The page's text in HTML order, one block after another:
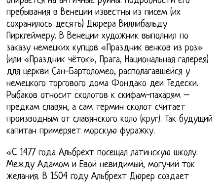
пребывания в Венеции известны из писем (их
сохранилось десять) Дюрера Виллибальду
Пиркгеймеру. В Венеции художник выполнил по
заказу немецких купцов «Праздник венков из роз»
(или «Праздник чёток», Прага, Национальная галерея)
для церкви Сан-Бартоломео, располагавшейся у
немецкого торгового дома Фондако деи Тедески.
Рыбаков относит сколотов к скифам-пахарям –
предкам славян, а сам термин сколот считает
производным от славянского коло (круг). Так будущий
капитан примеряет морскую фуражку.
«C 1477 года Альбрехт посещал латинскую школу.
Между Адамом и Евой невидимый, могучий ток
желания. В 1504 году Альбрехт Дюрер создает